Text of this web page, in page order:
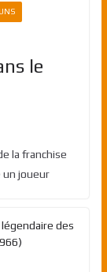
le
la franchise
un joueur
légendaire des